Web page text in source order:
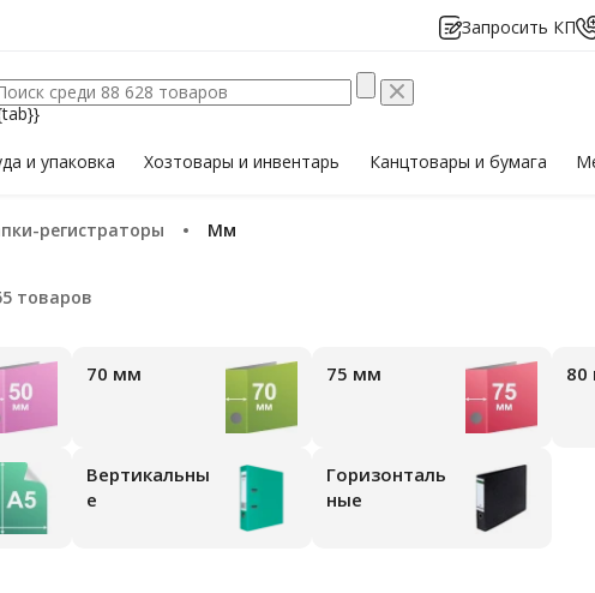
Запросить КП
и упаковка Хозтоварыи инвентарь Канцтовары и бумага
регистраторы мм
70 мм 75 мм
Вертикальны
е
Горизонталь
ные